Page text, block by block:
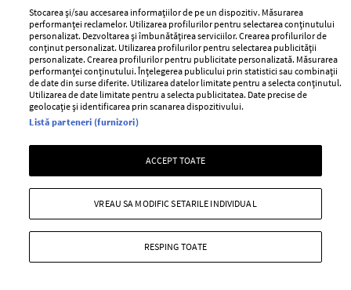
ABONEAZĂ-TE LA NEWSLETTER
Urmareste-ne pe:
Cele mai citite
BEAUTY BEAUTY TIPS
Stocarea și/sau accesarea informațiilor de pe un dispozitiv. Măsurarea
performanței reclamelor. Utilizarea profilurilor pentru selectarea conținutului
personalizat. Dezvoltarea și îmbunătățirea serviciilor. Crearea profilurilor de
conținut personalizat. Utilizarea profilurilor pentru selectarea publicității
personalizate. Crearea profilurilor pentru publicitate personalizată. Măsurarea
performanței conținutului. Înțelegerea publicului prin statistici sau combinații
de date din surse diferite. Utilizarea datelor limitate pentru a selecta conținutul.
Utilizarea de date limitate pentru a selecta publicitatea. Date precise de
geolocație și identificarea prin scanarea dispozitivului.
Listă parteneri (furnizori)
ACCEPT TOATE
RESPING TOATE
VREAU SA MODIFIC SETARILE INDIVIDUAL